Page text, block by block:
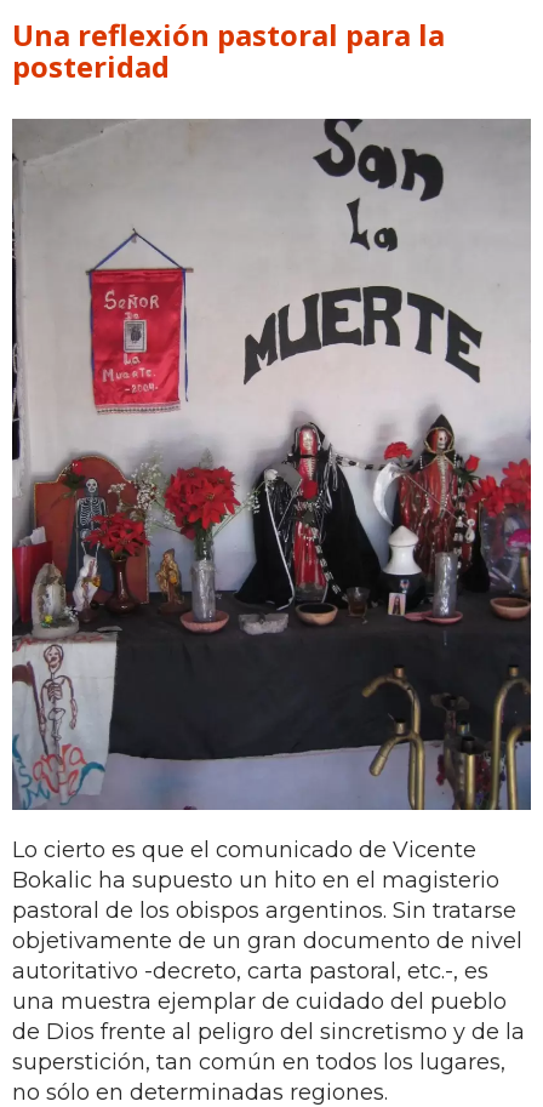
Una reflexión pastoral para la
posteridad
Lo cierto es que el comunicado de Vicente
Bokalic ha supuesto un hito en el magisterio
pastoral de los obispos argentinos. Sin tratarse
objetivamente de un gran documento de nivel
autoritativo -decreto, carta pastoral, etc.-, es
una muestra ejemplar de cuidado del pueblo
de Dios frente al peligro del sincretismo y de la
superstición, tan común en todos los lugares,
no sólo en determinadas regiones.